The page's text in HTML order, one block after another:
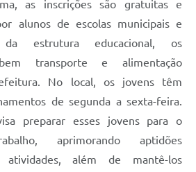
as inscrições são gratuitas e
alunos de escolas municipais e
estrutura educacional, os
transporte e alimentação
No local, os jovens têm
de segunda a sexta-feira.
preparar esses jovens para o
aprimorando aptidões
atividades, além de mantê-los